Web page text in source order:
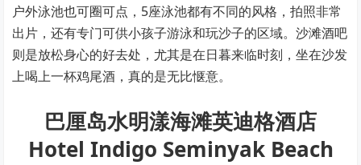
户外泳池也可圈可点，5座泳池都有不同的风格，拍照非常
出片，还有专门可供小孩子游泳和玩沙子的区域。沙滩酒吧
则是放松身心的好去处，尤其是在日暮来临时刻，坐在沙发
上喝上一杯鸡尾酒，真的是无比惬意。
巴厘岛水明漾海滩英迪格酒店
Hotel Indigo Seminyak Beach